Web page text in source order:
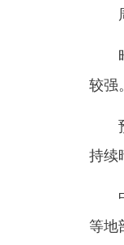
昨
较强
预
持续
中
等地